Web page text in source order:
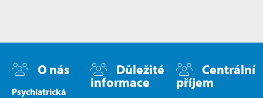
O nás
Psychiatrická
Důležité
informace
Centrální
příjem